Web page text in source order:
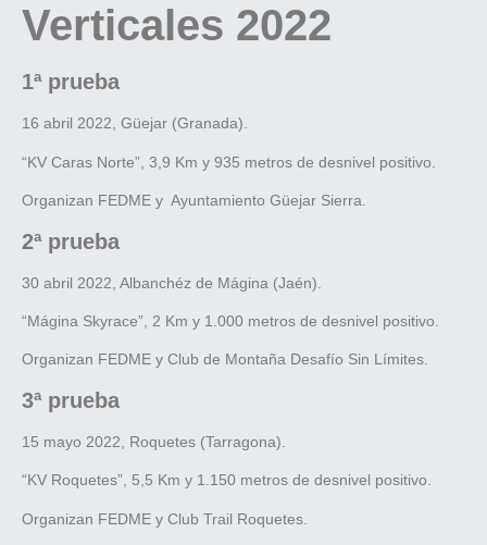
Verticales 2022
1ª prueba
16 abril 2022, Güejar (Granada).
“KV Caras Norte”, 3,9 Km y 935 metros de desnivel positivo.
Organizan FEDME y Ayuntamiento Güejar Sierra.
2ª prueba
30 abril 2022, Albanchéz de Mágina (Jaén).
“Mágina Skyrace”, 2 Km y 1.000 metros de desnivel positivo.
Organizan FEDME y Club de Montaña Desafío Sin Límites.
3ª prueba
15 mayo 2022, Roquetes (Tarragona).
“KV Roquetes”, 5,5 Km y 1.150 metros de desnivel positivo.
Organizan FEDME y Club Trail Roquetes.